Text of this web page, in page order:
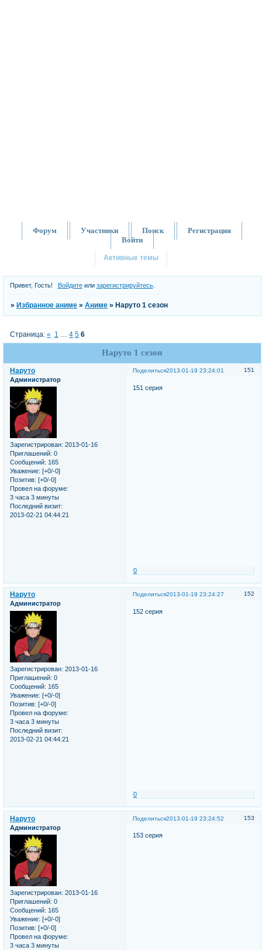
Форум Участники Поиск
Регистрация
Войти
Активные темы
Привет, Гость! Войдитеили зарегистрируйтесь.
»Избранное аниме »Аниме »Наруто 1 сезон
Наруто 1 сезон
Страница:« 1 … 4 5 6
Поделиться 151
2013-01-19 23:24:01
Наруто
Администратор
Зарегистрирован: 2013-01-16
Приглашений: 0
Сообщений: 165
Уважение: [+0/-0]
Позитив: [+0/-0]
Провел на форуме:
3 часа 3 минуты
Последний визит:
2013-02-21 04:44:21
151 серия
0
Поделиться 152
2013-01-19 23:24:27
Наруто
Администратор
Зарегистрирован: 2013-01-16
Приглашений: 0
Сообщений: 165
Уважение: [+0/-0]
Позитив: [+0/-0]
Провел на форуме:
3 часа 3 минуты
Последний визит:
2013-02-21 04:44:21
152 серия
0
Поделиться 153
2013-01-19 23:24:52
Наруто
Администратор
Зарегистрирован: 2013-01-16
Приглашений: 0
Сообщений: 165
Уважение: [+0/-0]
Позитив: [+0/-0]
Провел на форуме:
3 часа 3 минуты
153 серия